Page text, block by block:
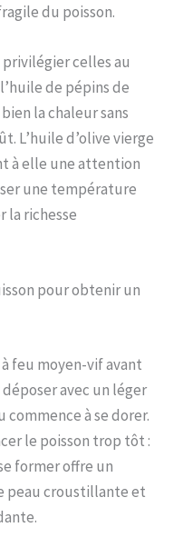
du poisson.
celles au
de pépins de
la chaleur sans
L’huile d’olive vierge
à elle une attention
une température
la richesse
pour obtenir un
feu moyen-vif avant
avec un léger
à se dorer.
le poisson trop tôt :
former offre un
peau croustillante et